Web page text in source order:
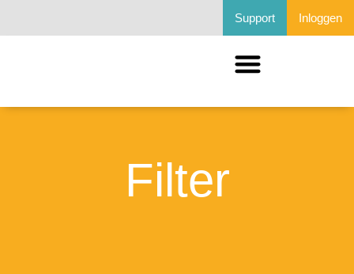
Support Inloggen
Filter